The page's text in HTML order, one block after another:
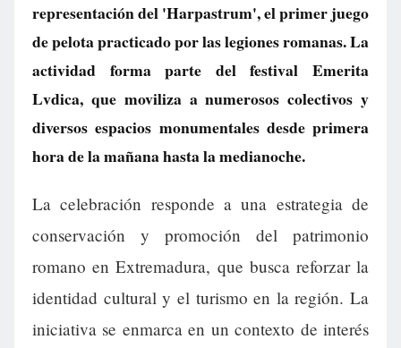
representación del 'Harpastrum', el primer juego
de pelota practicado por las legiones romanas. La
actividad forma parte del festival Emerita
Lvdica, que moviliza a numerosos colectivos y
diversos espacios monumentales desde primera
hora de la mañana hasta la medianoche.
La celebración responde a una estrategia de
conservación y promoción del patrimonio
romano en Extremadura, que busca reforzar la
identidad cultural y el turismo en la región. La
iniciativa se enmarca en un contexto de interés